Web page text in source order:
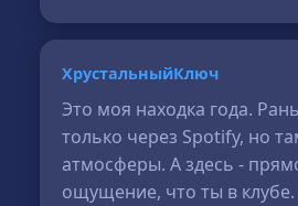
ХрустальныйКлюч
Это моя находка года.
только через Spotify, но
атмосферы. А здесь -
ощущение, что ты в